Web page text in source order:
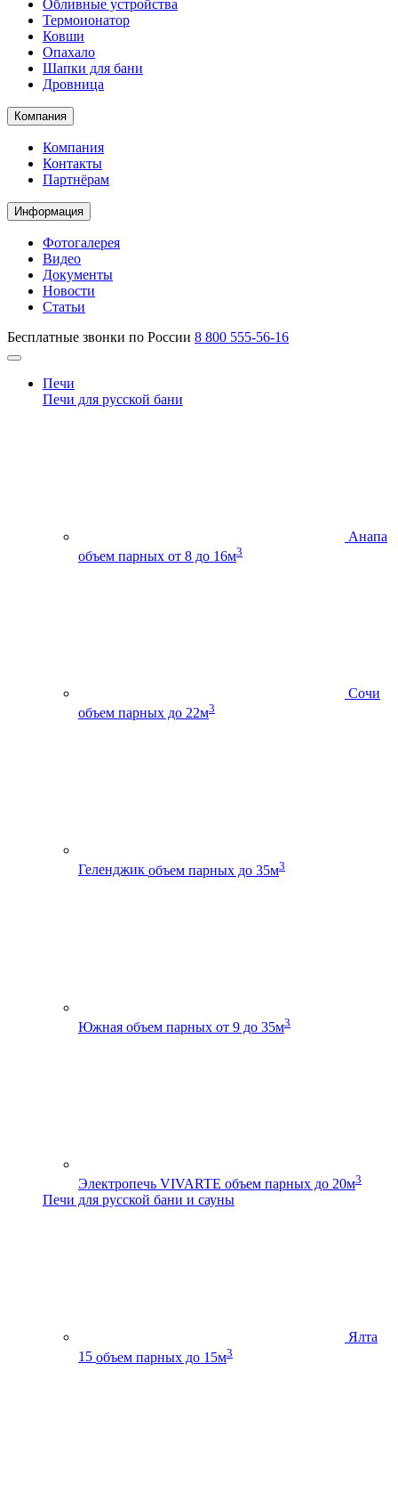
Обливные устройства
Термоионатор
Ковши
Опахало
Шапки для бани
Дровница
Компания
Компания
Контакты
Партнёрам
Информация
Фотогалерея
Видео
Документы
Новости
Статьи
Бесплатные звонки по России 8 800 555-56-16
Печи
Печи для русской бани
Анапа
объем парных от 8 до 16м3
Сочи
объем парных до 22м3
Геленджик объем парных до 35м3
Южная объем парных от 9 до 35м3
Электропечь VIVARTE объем парных до 20м3
Печи для русской бани и сауны
Ялта
15 объем парных до 15м3